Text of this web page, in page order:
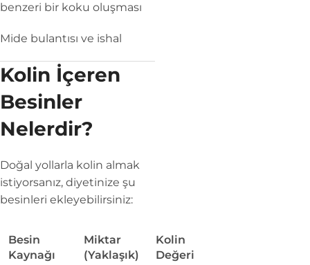
benzeri bir koku oluşması
Mide bulantısı ve ishal
Kolin İçeren
Besinler
Nelerdir?
Doğal yollarla kolin almak
istiyorsanız, diyetinize şu
besinleri ekleyebilirsiniz:
Besin
Kaynağı
Miktar
(Yaklaşık)
Kolin
Değeri